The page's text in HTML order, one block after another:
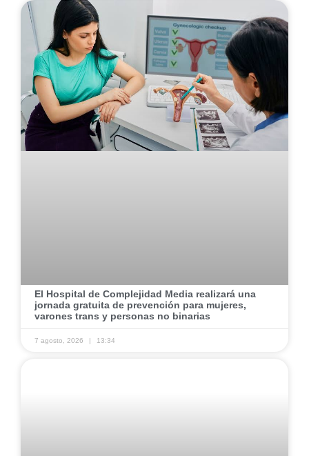
El Hospital de Complejidad Media realizará una
jornada gratuita de prevención para mujeres,
varones trans y personas no binarias
7 agosto, 2026 13:34